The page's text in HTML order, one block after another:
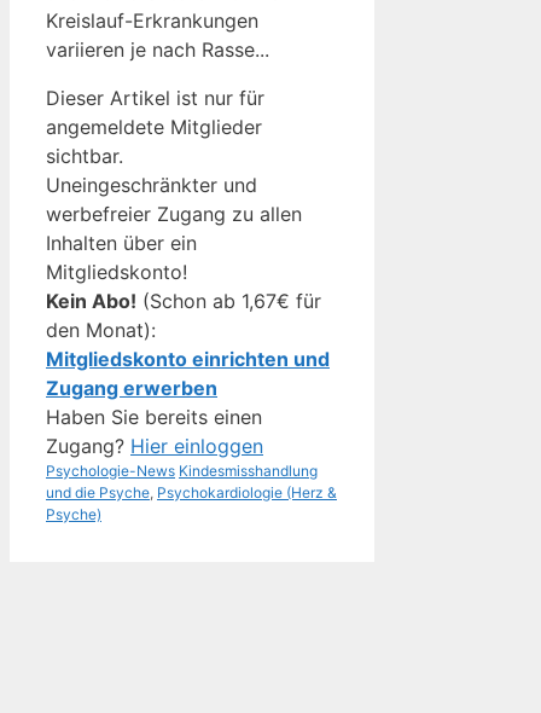
Kreislauf-Erkrankungen
variieren je nach Rasse...
Dieser Artikel ist nur für
angemeldete Mitglieder
sichtbar.
Uneingeschränkter und
werbefreier Zugang zu allen
Inhalten über ein
Mitgliedskonto!
Kein Abo! (Schon ab 1,67€ für
den Monat):
Mitgliedskonto einrichten und
Zugang erwerben
Haben Sie bereits einen
Zugang? Hier einloggen
Kategorien
Psychologie-News Schlagwörter
Kindesmisshandlung
und die Psyche, Psychokardiologie (Herz &
Psyche)